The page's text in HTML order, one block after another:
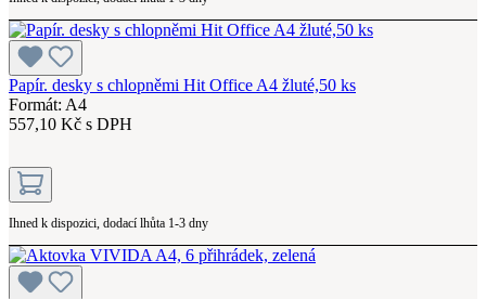
Papír. desky s chlopněmi Hit Office A4 žluté,50 ks
Formát: A4
557,10 Kč s DPH
Ihned k dispozici, dodací lhůta 1-3 dny